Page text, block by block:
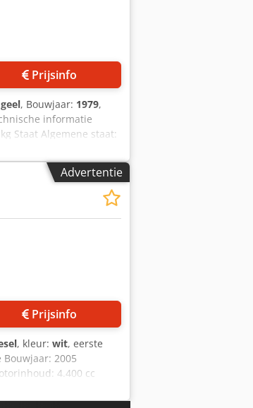
Prijsinfo
geel, Bouwjaar: 1979,
informatie
Staat Algemene staat:
op aanvraag Meer
Advertentie
Prijsinfo
, kleur: wit, eerste
2005
4.400 cc
staat: zeer
Angof Prijs: Op